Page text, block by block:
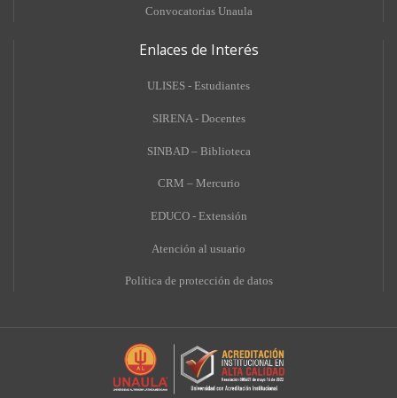
Convocatorias Unaula
Enlaces de Interés
ULISES - Estudiantes
SIRENA - Docentes
SINBAD – Biblioteca
CRM – Mercurio
EDUCO - Extensión
Atención al usuario
Política de protección de datos